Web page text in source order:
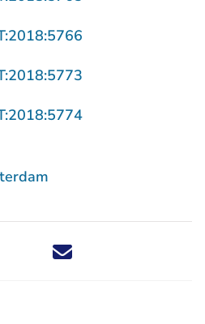
- U verlaat
Deel dit nieuwsbericht via X -
Deel dit nieuwsbericht via
Deel dit nieuwsbericht
Deel dit